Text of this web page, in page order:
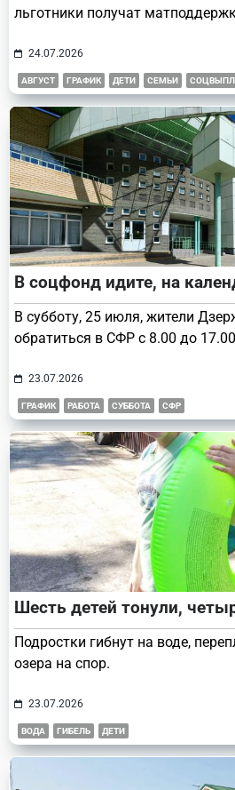
льготники получат
24.07.2026
АВГУСТ ГРАФИК ДЕТИ СЕМЬИ
В соцфонд идите, на
В субботу, 25 июля, жители
обратиться в СФР с 8.00 до
23.07.2026
ГРАФИК РАБОТА СУББОТА СФР
Шесть детей тонули,
Подростки гибнут на воде,
озера на спор.
23.07.2026
ВОДА ГИБЕЛЬ ДЕТИ